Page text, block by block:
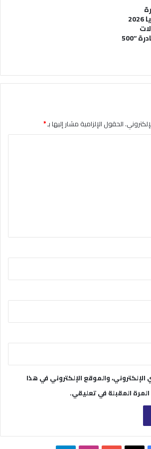
الإلكترونية في سوريا 2026
والمالية وإطلاق مبادرة “500
الحقول الإلزامية مشار إليها بـ*
والموقع الإلكتروني في هذا
المقبلة في تعليقي.